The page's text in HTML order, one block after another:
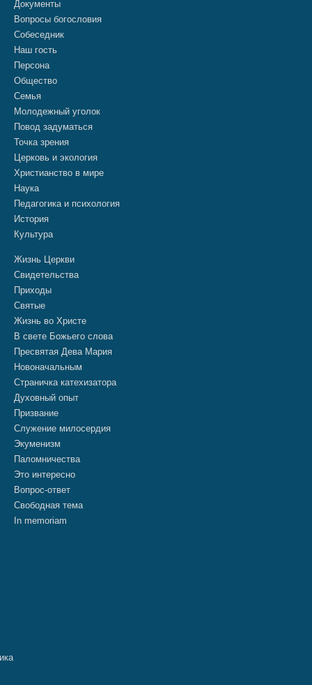
Документы
Вопросы богословия
Собеседник
Наш гость
Персона
Общество
Семья
Молодежный уголок
Повод задуматься
Точка зрения
Церковь и экология
Христианство в мире
Наука
Педагогика и психология
История
Культура
Жизнь Церкви
Свидетельства
Приходы
Святые
Жизнь во Христе
В свете Божьего слова
Пресвятая Дева Мария
Новоначальным
Страничка катехизатора
Духовный опыт
Призвание
Служение милосердия
Экуменизм
Паломничества
Это интересно
Вопрос-ответ
Свободная тема
In memoriam